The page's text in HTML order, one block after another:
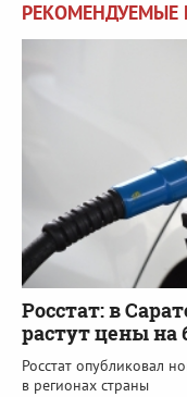
РЕКОМЕНДУЕМЫЕ
Росстат: в
растут цены на
Росстат опубликовал
в регионах страны